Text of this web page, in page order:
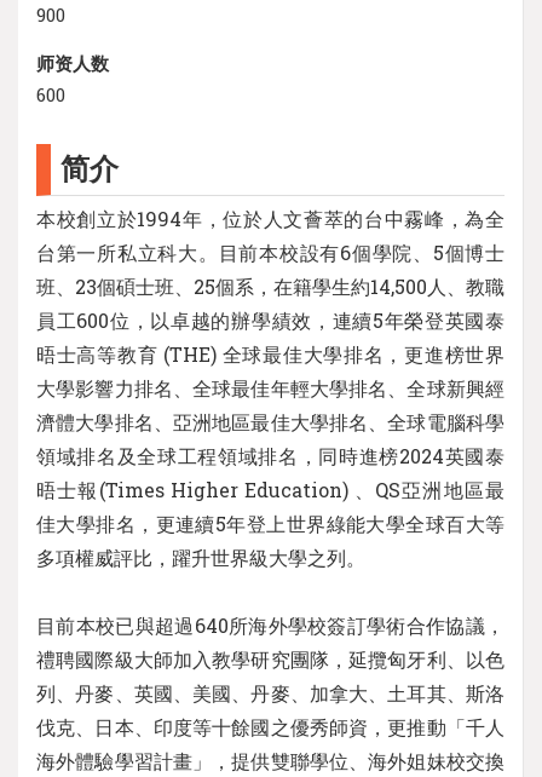
900
师资人数
600
简介
本校創立於1994年，位於人文薈萃的台中霧峰，為全
台第一所私立科大。目前本校設有6個學院、5個博士
班、23個碩士班、25個系，在籍學生約14,500人、教職
員工600位，以卓越的辦學績效，連續5年榮登英國泰
晤士高等教育 (THE) 全球最佳大學排名，更進榜世界
大學影響力排名、全球最佳年輕大學排名、全球新興經
濟體大學排名、亞洲地區最佳大學排名、全球電腦科學
領域排名及全球工程領域排名，同時進榜2024英國泰
晤士報(Times Higher Education) 、QS亞洲地區最
佳大學排名，更連續5年登上世界綠能大學全球百大等
多項權威評比，躍升世界級大學之列。
目前本校已與超過640所海外學校簽訂學術合作協議，
禮聘國際級大師加入教學研究團隊，延攬匈牙利、以色
列、丹麥、英國、美國、丹麥、加拿大、土耳其、斯洛
伐克、日本、印度等十餘國之優秀師資，更推動「千人
海外體驗學習計畫」，提供雙聯學位、海外姐妹校交換